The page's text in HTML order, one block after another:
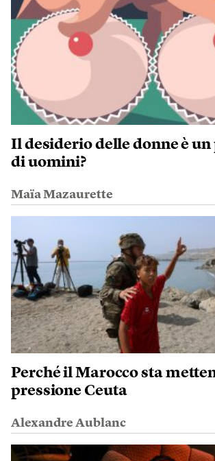
Il desiderio delle donne è
di uomini?
Maïa Mazaurette
Perché il Marocco sta
pressione Ceuta
Alexandre Aublanc